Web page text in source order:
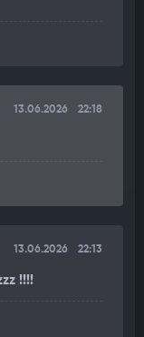
13.06.2026 22:18
13.06.2026 22:13
!!!!